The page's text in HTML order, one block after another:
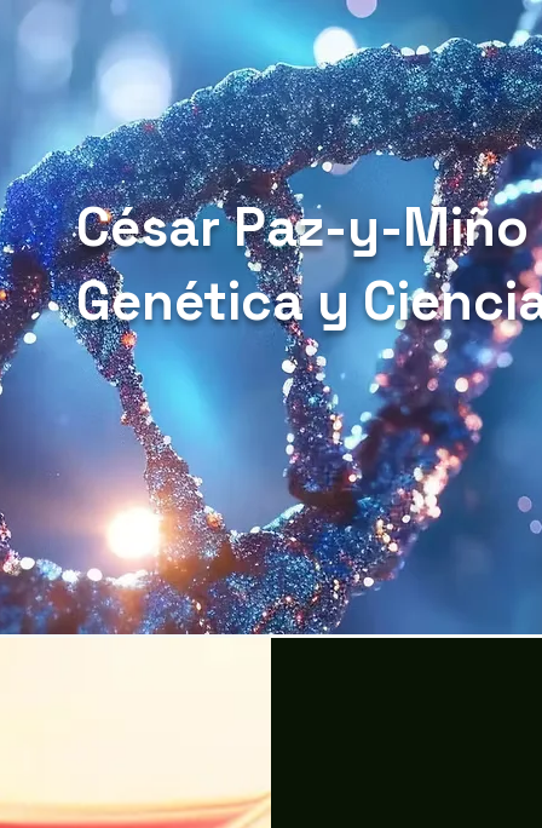
César Paz-y-Miño
Genética y